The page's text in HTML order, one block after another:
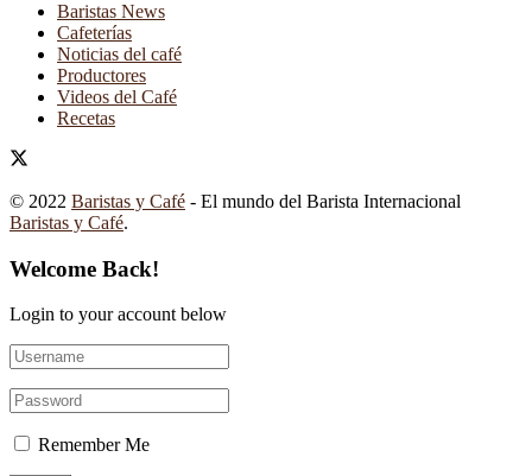
Baristas News
Cafeterías
Noticias del café
Productores
Videos del Café
Recetas
© 2022 Baristas y Café - El mundo del Barista Internacional
Baristas y Café.
Welcome Back!
Login to your account below
Remember Me